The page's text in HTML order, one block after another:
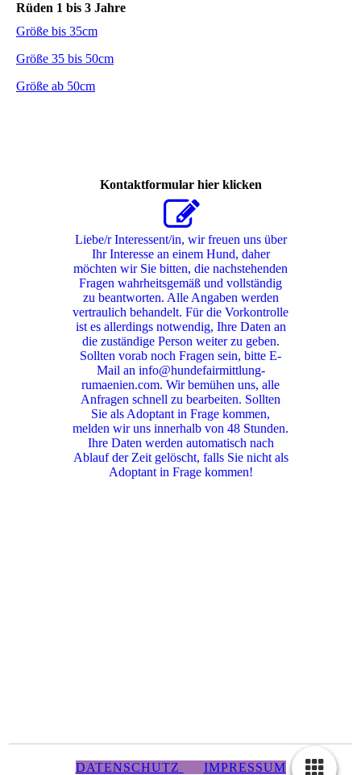
Rüden 1 bis 3 Jahre
Größe bis 35cm
Größe 35 bis 50cm
Größe ab 50cm
Kontaktformular hier klicken
Liebe/r Interessent/in, wir freuen uns über
Ihr Interesse an einem Hund, daher
möchten wir Sie bitten, die nachstehenden
Fragen wahrheitsgemäß und vollständig
zu beantworten. Alle Angaben werden
vertraulich behandelt. Für die Vorkontrolle
ist es allerdings notwendig, Ihre Daten an
die zuständige Person weiter zu geben.
Sollten vorab noch Fragen sein, bitte E-
Mail an info@hundefairmittlung-
rumaenien.com. Wir bemühen uns, alle
Anfragen schnell zu bearbeiten. Sollten
Sie als Adoptant in Frage kommen,
melden wir uns innerhalb von 48 Stunden.
Ihre Daten werden automatisch nach
Ablauf der Zeit gelöscht, falls Sie nicht als
Adoptant in Frage kommen!
DATENSCHUTZ IMPRESSUM